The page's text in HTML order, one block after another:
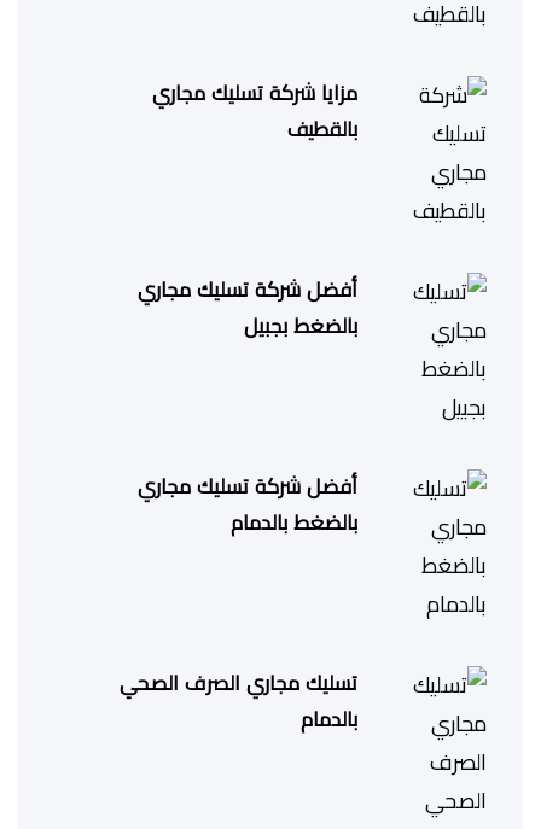
مزايا شركة تسليك مجاري
بالقطيف
أفضل شركة تسليك مجاري
بالضغط بجبيل
أفضل شركة تسليك مجاري
بالضغط بالدمام
تسليك مجاري الصرف الصحي
بالدمام